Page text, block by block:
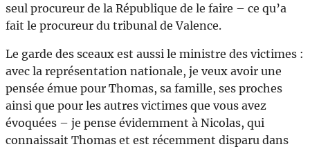
seul procureur de la République de le faire – ce qu’a
fait le procureur du tribunal de Valence.
Le garde des sceaux est aussi le ministre des victimes :
avec la représentation nationale, je veux avoir une
pensée émue pour Thomas, sa famille, ses proches
ainsi que pour les autres victimes que vous avez
évoquées – je pense évidemment à Nicolas, qui
connaissait Thomas et est récemment disparu dans